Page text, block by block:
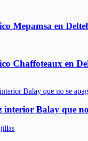
Mepamsa en
Chaffoteaux en
interior Balay que